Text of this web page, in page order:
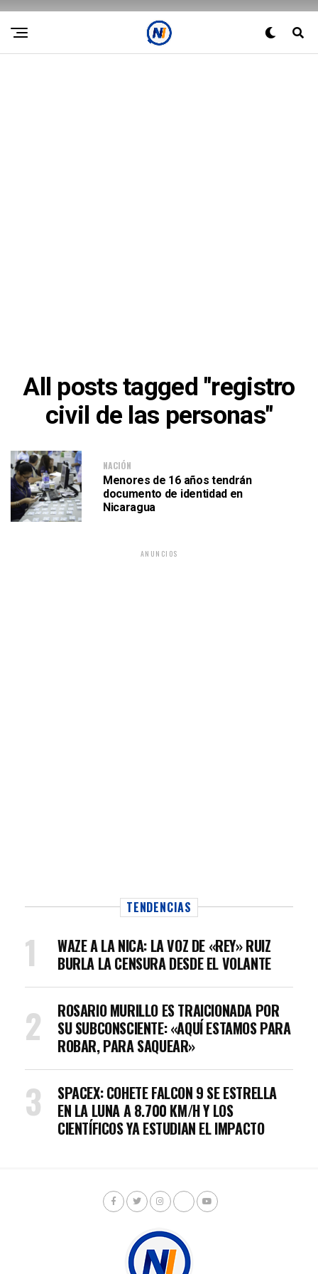
All posts tagged "registro
civil de las personas"
NACIÓN
Menores de 16 años tendrán
documento de identidad en
Nicaragua
ANUNCIOS
TENDENCIAS
WAZE A LA NICA: LA VOZ DE «REY» RUIZ
BURLA LA CENSURA DESDE EL VOLANTE
ROSARIO MURILLO ES TRAICIONADA POR
SU SUBCONSCIENTE: «AQUÍ ESTAMOS PARA
ROBAR, PARA SAQUEAR»
SPACEX: COHETE FALCON 9 SE ESTRELLA
EN LA LUNA A 8.700 KM/H Y LOS
CIENTÍFICOS YA ESTUDIAN EL IMPACTO